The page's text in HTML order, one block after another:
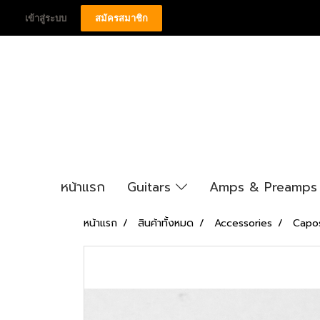
เข้าสู่ระบบ สมัครสมาชิก
หน้าแรก Guitars Amps &
หน้าแรก สินค้าทั้งหมด Accessories